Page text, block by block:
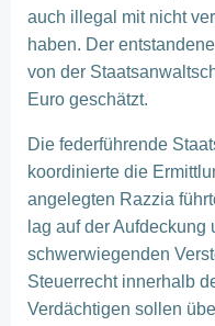
auch illegal mit nicht
haben. Der
von der
Euro geschätzt.
Die federführende
koordinierte die
angelegten Razzia
lag auf der
schwerwiegenden
Steuerrecht innerhalb
Verdächtigen sollen